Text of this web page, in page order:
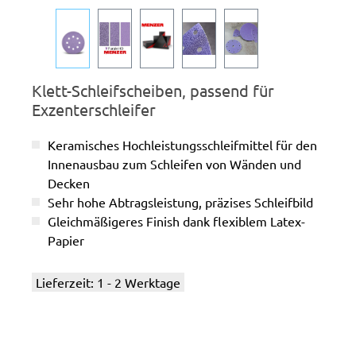
Klett-Schleifscheiben, passend für
Exzenterschleifer
Keramisches Hochleistungsschleifmittel für den
Innenausbau zum Schleifen von Wänden und
Decken
Sehr hohe Abtragsleistung, präzises Schleifbild
Gleichmäßigeres Finish dank flexiblem Latex-
Papier
Lieferzeit: 1 - 2 Werktage